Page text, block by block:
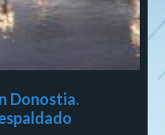
Donostia.